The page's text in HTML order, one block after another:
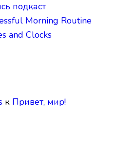
подкаст
Morning Routine
and Clocks
к Привет, мир!